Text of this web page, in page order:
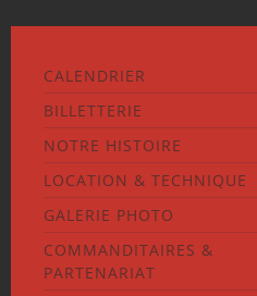
CALENDRIER
BILLETTERIE
NOTRE HISTOIRE
LOCATION & TECHNIQUE
GALERIE PHOTO
COMMANDITAIRES &
PARTENARIAT